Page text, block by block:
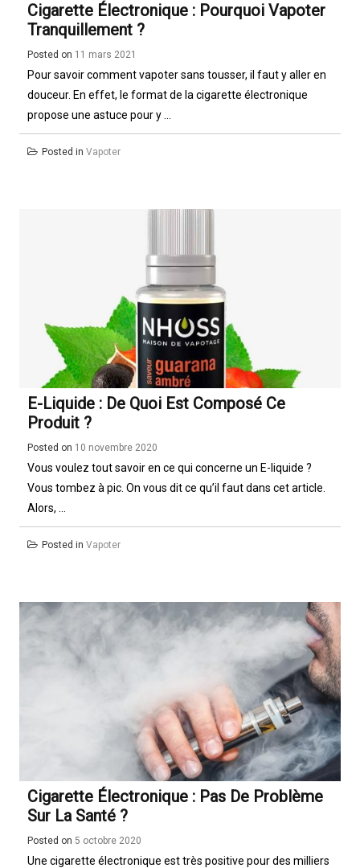
Cigarette Électronique : Pourquoi Vapoter
Tranquillement ?
Posted on 11 mars 2021
Pour savoir comment vapoter sans tousser, il faut y aller en
douceur. En effet, le format de la cigarette électronique
propose une astuce pour y ...
Posted in Vapoter
E-Liquide : De Quoi Est Composé Ce
Produit ?
Posted on 10 novembre 2020
Vous voulez tout savoir en ce qui concerne un E-liquide ?
Vous tombez à pic. On vous dit ce qu’il faut dans cet article.
Alors, ...
Posted in Vapoter
Cigarette Électronique : Pas De Problème
Sur La Santé ?
Posted on 5 octobre 2020
Une cigarette électronique est très positive pour des milliers